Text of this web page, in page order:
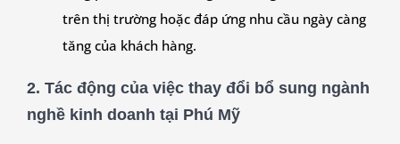
trên thị trường hoặc đáp ứng nhu cầu ngày càng
tăng của khách hàng.
2. Tác động của việc thay đổi bổ sung ngành
nghề kinh doanh tại Phú Mỹ